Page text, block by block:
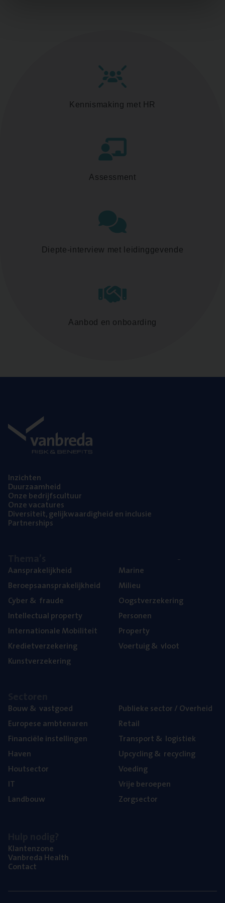
Kennismaking met HR
Assessment
Diepte-interview met leidinggevende
Aanbod en onboarding
Inzich­ten
Duur­zaam­heid
Onze bedrijfs­cul­tuur
Onze vaca­tu­res
Diver­si­teit, gelijk­waar­dig­heid en inclusie
Part­ner­ships
Aan­spra­ke­lijk­heid
Beroeps­aan­spra­ke­lijk­heid
Cyber& fraude
Intel­lec­tu­al property
Inter­na­ti­o­na­le Mobiliteit
Kre­diet­ver­ze­ke­ring
Kunst­ver­ze­ke­ring
Mari­ne
Mili­eu
Oogst­ver­ze­ke­ring
Per­so­nen
Pro­per­ty
Voer­tuig& vloot
Bouw& vastgoed
Euro­pe­se ambtenaren
Finan­ci­ë­le instellingen
Haven
Hout­sec­tor
IT
Land­bouw
Publie­ke sec­tor / Overheid
Retail
Trans­port& logistiek
Upcy­cling& recycling
Voe­ding
Vrije beroe­pen
Zorg­sec­tor
Klan­ten­zo­ne
Van­b­re­da Health
Con­tact